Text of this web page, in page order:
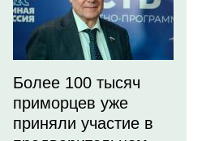
Более 100 тысяч
приморцев уже
приняли участие в